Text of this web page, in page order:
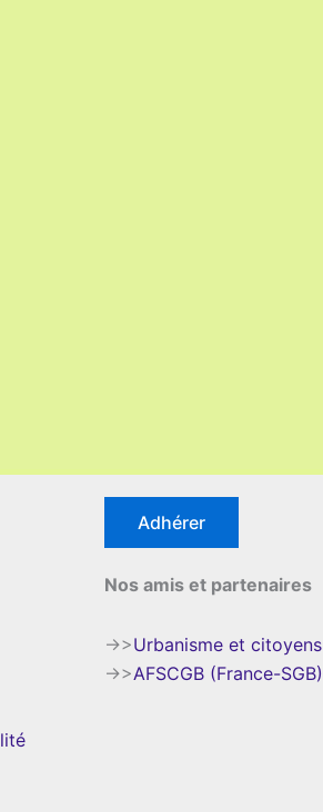
Adhérer
Nos amis et partenaires
->>Urbanisme et citoyens
->>AFSCGB (France-SGB)